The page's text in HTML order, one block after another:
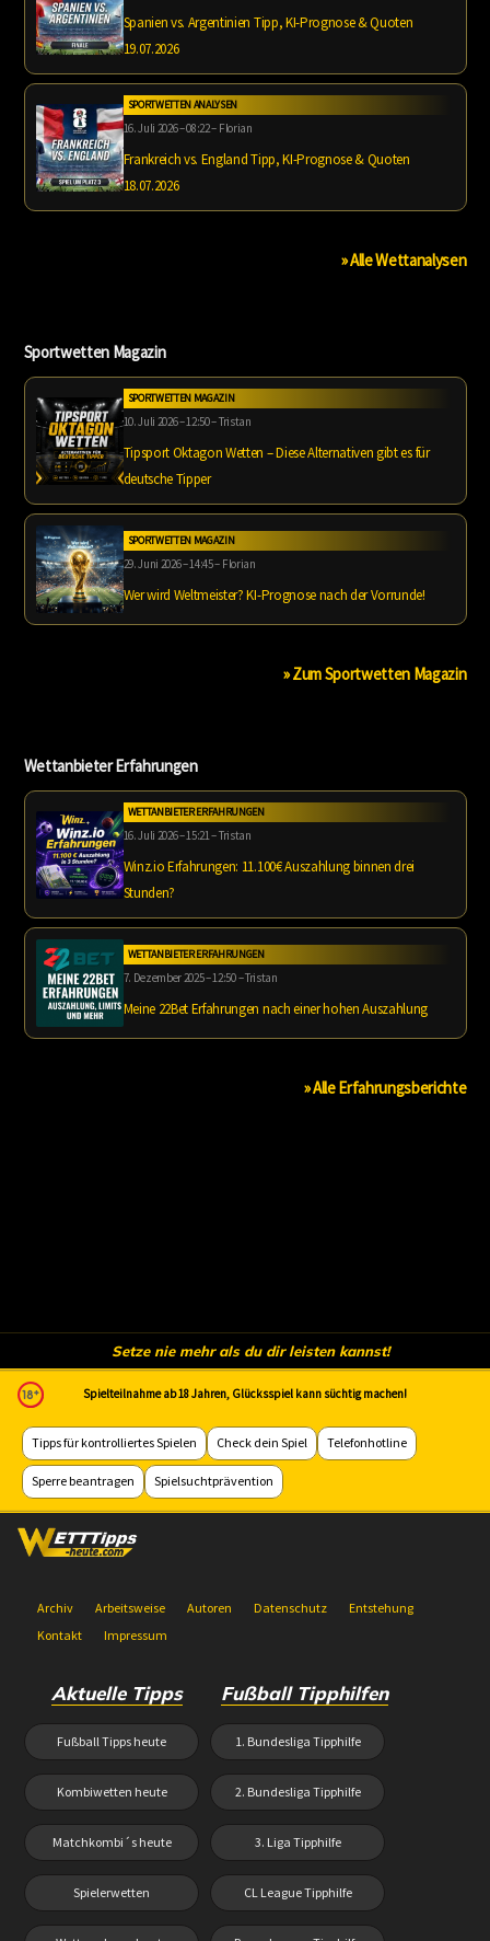
Spanien vs. Argentinien Tipp, KI-Prognose & Quoten
19.07.2026
SPORTWETTEN ANALYSEN
16. Juli 2026 – 08:22 – Florian
Frankreich vs. England Tipp, KI-Prognose & Quoten
18.07.2026
» Alle Wettanalysen
Sportwetten Magazin
SPORTWETTEN MAGAZIN
10. Juli 2026 – 12:50 – Tristan
Tipsport Oktagon Wetten – Diese Alternativen gibt es für
deutsche Tipper
SPORTWETTEN MAGAZIN
29. Juni 2026 – 14:45 – Florian
Wer wird Weltmeister? KI-Prognose nach der Vorrunde!
» Zum Sportwetten Magazin
Wettanbieter Erfahrungen
WETTANBIETER ERFAHRUNGEN
16. Juli 2026 – 15:21 – Tristan
Winz.io Erfahrungen: 11.100€ Auszahlung binnen drei
Stunden?
WETTANBIETER ERFAHRUNGEN
7. Dezember 2025 – 12:50 – Tristan
Meine 22Bet Erfahrungen nach einer hohen Auszahlung
» Alle Erfahrungsberichte
Setze nie mehr als du dir leisten kannst!
Spielteilnahme ab 18 Jahren, Glücksspiel kann süchtig machen!
Tipps für kontrolliertes Spielen Check dein Spiel Telefonhotline
Sperre beantragen Spielsuchtprävention
Archiv Arbeitsweise Autoren Datenschutz
Entstehung
Kontakt
Impressum
Aktuelle Tipps
Fußball Tipps heute
Kombiwetten heute
Matchkombi´s heute
Spielerwetten
Fußball Tipphilfen
1. Bundesliga Tipphilfe
2. Bundesliga Tipphilfe
3. Liga Tipphilfe
CL League Tipphilfe